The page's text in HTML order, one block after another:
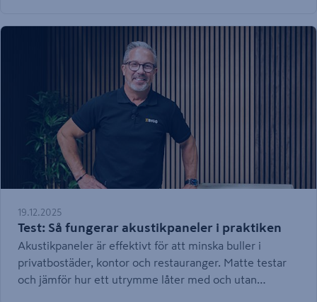
konkurrenskraft. Här sammanfattar vi de viktigaste
förändringarna och ger konkreta råd för hur ditt företag
kan maximera potentialen under året som kommer.
19.12.2025
Test: Så fungerar akustikpaneler i praktiken
Akustikpaneler är effektivt för att minska buller i
privatbostäder, kontor och restauranger. Matte testar
och jämför hur ett utrymme låter med och utan